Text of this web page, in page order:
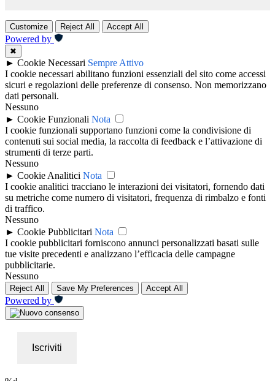
Customize Reject All Accept All
Powered by
✖
► Cookie Necessari Sempre Attivo
I cookie necessari abilitano funzioni essenziali del sito come accessi
sicuri e regolazioni delle preferenze di consenso. Non memorizzano
dati personali.
Nessuno
► Cookie Funzionali Nota
I cookie funzionali supportano funzioni come la condivisione di
contenuti sui social media, la raccolta di feedback e l’attivazione di
strumenti di terze parti.
Nessuno
► Cookie Analitici Nota
I cookie analitici tracciano le interazioni dei visitatori, fornendo dati
su metriche come numero di visitatori, frequenza di rimbalzo e fonti
di traffico.
Nessuno
► Cookie Pubblicitari Nota
I cookie pubblicitari forniscono annunci personalizzati basati sulle
tue visite precedenti e analizzano l’efficacia delle campagne
pubblicitarie.
Nessuno
Reject All Save My Preferences Accept All
Powered by
Iscriviti